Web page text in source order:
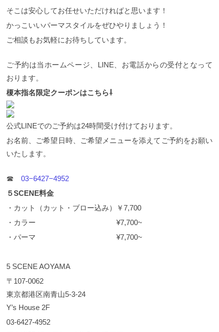
そこは安心してお任せいただければと思います！
かっこいいパーマスタイルをぜひやりましょう！
ご相談もお気軽にお待ちしています。
ご予約は当ホームページ、LINE、お電話からの受付となって
おります。
榎本指名限定クーポンはこちら⇩
公式LINEでのご予約は24時間受け付けております。
お名前、ご希望日時、ご希望メニューを添えてご予約をお願い
いたします。
☎︎ 03−6427−4952
５SCENE料金
・カット（カット・ブロー込み）￥7,700
・カラー ¥7,700~
・パーマ ¥7,700~
5 SCENE AOYAMA
〒107-0062
東京都港区南青山5-3-24
Y’s House 2F
03-6427-4952